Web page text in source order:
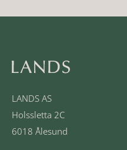
LANDS AS
Holssletta 2C
6018 Ålesund